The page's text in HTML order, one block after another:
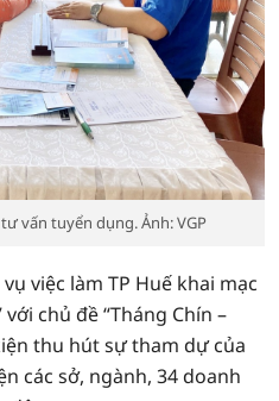
vấn tuyển dụng. Ảnh: VGP
việc làm TP Huế khai mạc
chủ đề “Tháng Chín –
thu hút sự tham dự của
các sở, ngành, 34 doanh